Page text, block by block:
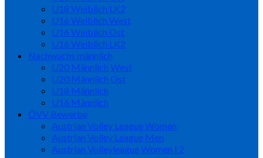
U18 Weiblich LK2
U16 Weiblich West
U16 Weiblich Ost
U16 Weiblich LK2
Nachwuchs männlich
U20 Männlich West
U20 Männlich Ost
U18 Männlich
U16 Männlich
ÖVV Bewerbe
Austrian Volley League Women
Austrian Volley League Men
Austrian Volleyleague Women | 2